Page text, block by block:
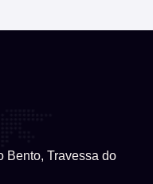
Bento, Travessa do